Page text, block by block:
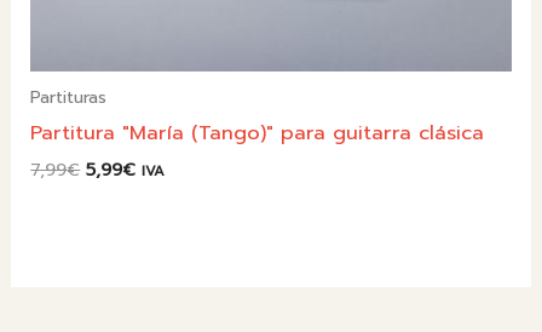
Partituras
Partitura "María (Tango)" para guitarra clásica
7,99€ El
5,99€ElIVA